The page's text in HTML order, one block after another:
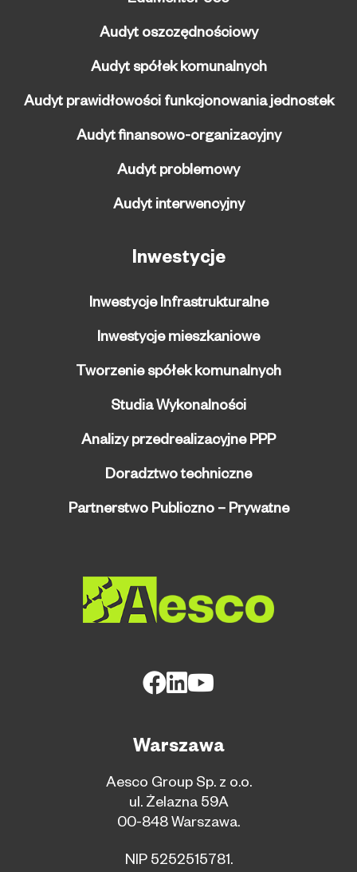
Audyt oszczędnościowy
Audyt spółek komunalnych
Audyt prawidłowości funkcjonowania jednostek
Audyt finansowo-organizacyjny
Audyt problemowy
Audyt interwencyjny
Inwestycje
Inwestycje Infrastrukturalne
Inwestycje mieszkaniowe
Tworzenie spółek komunalnych
Studia Wykonalności
Analizy przedrealizacyjne PPP
Doradztwo techniczne
Partnerstwo Publiczno – Prywatne
Warszawa
Aesco Group Sp. z o.o.
ul. Żelazna 59A
00-848 Warszawa.
NIP 5252515781.